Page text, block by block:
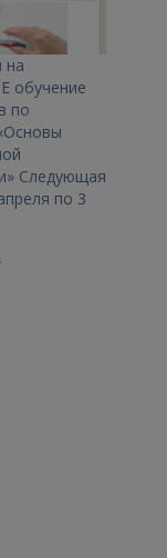
на
обучение
по
Следующая
по 3